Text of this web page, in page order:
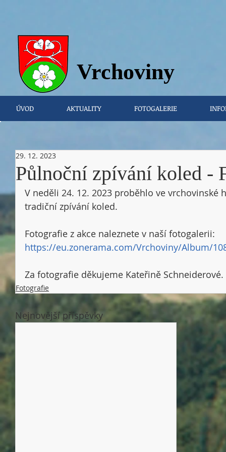
ÚVOD AKTUALITY FOTOGALERIE
Vrchoviny
Půlnoční zpívání koled -
29. 12. 2023
V neděli 24. 12. 2023 proběhlo ve vrchovinské
tradiční zpívání koled.
Fotografie z akce naleznete v naší fotogalerii:
https://eu.zonerama.com/Vrchoviny/Album/
Za fotografie děkujeme Kateřině Schneiderové.
Fotografie
Nejnovější příspěvky